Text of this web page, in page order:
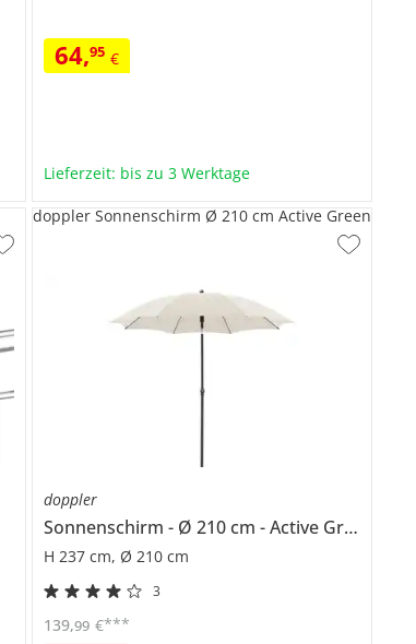
64,95 €
Lieferzeit: bis zu 3 Werktage
doppler
Sonnenschirm Ø 210 cm Active Green
H 237 cm, Ø 210 cm
3
139,99 €***
doppler Sonnenschirm Ø 210 cm Active Green